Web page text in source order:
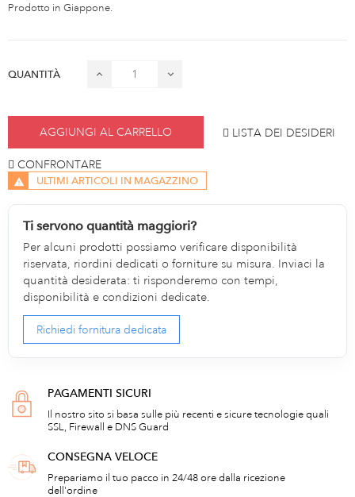
Prodotto in Giappone.
QUANTITÀ
AGGIUNGI AL CARRELLO LISTA DEI DESIDERI
CONFRONTARE
ULTIMI ARTICOLI IN MAGAZZINO
Ti servono quantità maggiori?
Per alcuni prodotti possiamo verificare disponibilità
riservata, riordini dedicati o forniture su misura. Inviaci la
quantità desiderata: ti risponderemo con tempi,
disponibilità e condizioni dedicate.
Richiedi fornitura dedicata
PAGAMENTI SICURI
Il nostro sito si basa sulle più recenti e sicure tecnologie quali
SSL, Firewall e DNS Guard
CONSEGNA VELOCE
Prepariamo il tuo pacco in 24/48 ore dalla ricezione
dell'ordine